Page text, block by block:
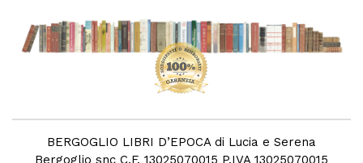
BERGOGLIO LIBRI D’EPOCA di Lucia e Serena
Bergoglio snc C.F. 13025070015 P.IVA 13025070015